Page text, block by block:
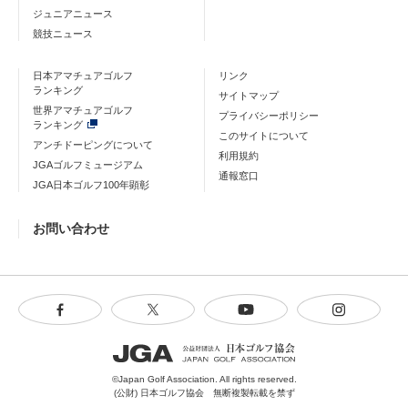
ジュニアニュース
競技ニュース
日本アマチュアゴルフ
ランキング
世界アマチュアゴルフ
ランキング
アンチドーピングについて
JGAゴルフミュージアム
JGA日本ゴルフ100年顕彰
リンク
サイトマップ
プライバシーポリシー
このサイトについて
利用規約
通報窓口
お問い合わせ
©Japan Golf Association. All rights reserved.
(公財) 日本ゴルフ協会 無断複製転載を禁ず